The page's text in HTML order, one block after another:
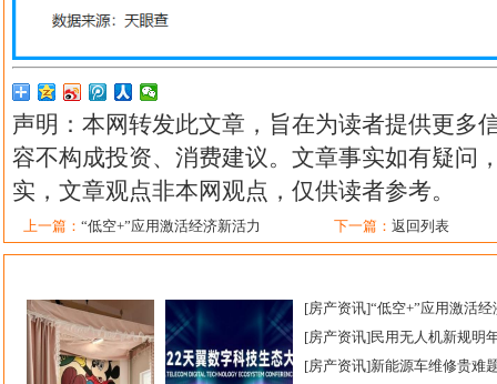
声明：本网转发此文章，旨在为读者提供更多
容不构成投资、消费建议。文章事实如有疑问
实，文章观点非本网观点，仅供读者参考。
上一篇： “低空+”应用激活经济新活力 下一篇： 返回列表
[房产资讯]“低空+”应用激活
[房产资讯]民用无人机新规明
[房产资讯]新能源车维修贵难